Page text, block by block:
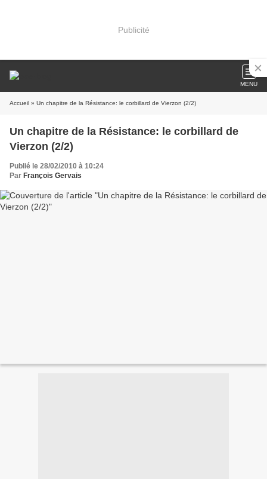
Publicité
MENU
Accueil » Un chapitre de la Résistance: le corbillard de Vierzon (2/2)
Un chapitre de la Résistance: le corbillard de
Vierzon (2/2)
Publié le 28/02/2010 à 10:24
Par François Gervais